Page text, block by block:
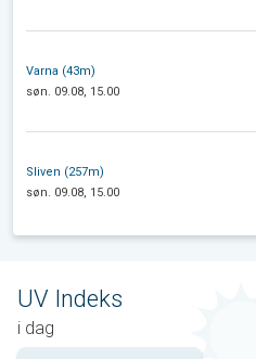
Varna (43m)
søn. 09.08, 15.00
Sliven (257m)
søn. 09.08, 15.00
UV Indeks
i dag